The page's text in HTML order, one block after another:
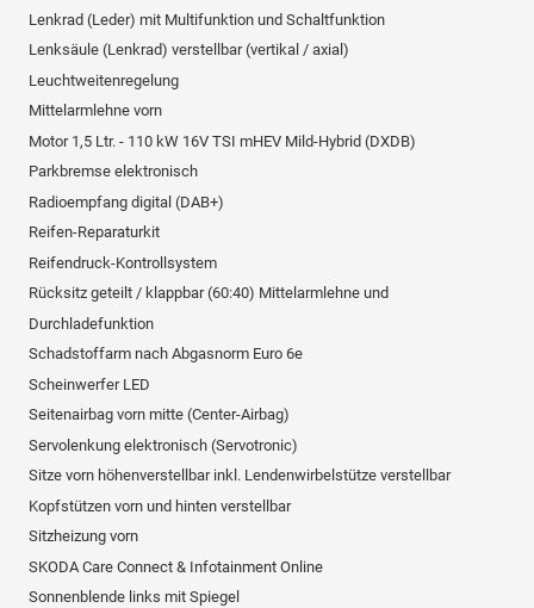
Lenkrad (Leder) mit Multifunktion und Schaltfunktion
Lenksäule (Lenkrad) verstellbar (vertikal / axial)
Leuchtweitenregelung
Mittelarmlehne vorn
Motor 1,5 Ltr. - 110 kW 16V TSI mHEV Mild-Hybrid (DXDB)
Parkbremse elektronisch
Radioempfang digital (DAB+)
Reifen-Reparaturkit
Reifendruck-Kontrollsystem
Rücksitz geteilt / klappbar (60:40) Mittelarmlehne und
Durchladefunktion
Schadstoffarm nach Abgasnorm Euro 6e
Scheinwerfer LED
Seitenairbag vorn mitte (Center-Airbag)
Servolenkung elektronisch (Servotronic)
Sitze vorn höhenverstellbar inkl. Lendenwirbelstütze verstellbar
Kopfstützen vorn und hinten verstellbar
Sitzheizung vorn
SKODA Care Connect & Infotainment Online
Sonnenblende links mit Spiegel